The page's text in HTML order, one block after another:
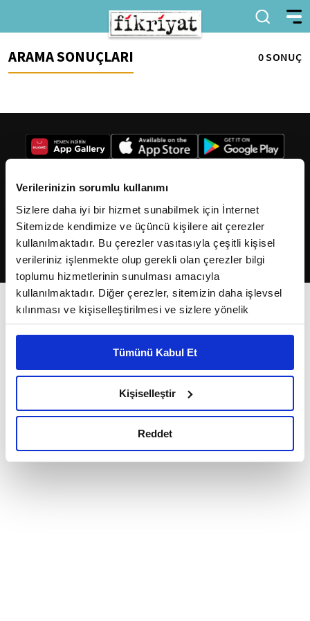
Verilerinizin sorumlu kullanımı
Sizlere daha iyi bir hizmet sunabilmek için İnternet
Sitemizde kendimize ve üçüncü kişilere ait çerezler
kullanılmaktadır. Bu çerezler vasıtasıyla çeşitli kişisel
verileriniz işlenmekte olup gerekli olan çerezler bilgi
toplumu hizmetlerinin sunulması amacıyla
kullanılmaktadır. Diğer çerezler, sitemizin daha işlevsel
kılınması ve kişiselleştirilmesi ve sizlere yönelik
reklam/pazarlama faaliyetlerinin yapılması, amaçlarıyla
Çerezlere ilişkin tercihlerinizi çerez paneli vasıtasıyla
belirleyebilirsiniz. Çerezlere ilişkin detaylı bilgi için
Ayarlar butonuna tıklayabilir,Çerez Bilgilendirme
Metnimizi ziyaret edebilirsiniz.
okumak ve sitemizi ziyaretiniz kapsamında
Tümünü Kabul Et
Kişiselleştir
Reddet
ARAMA SONUÇLARI 0 SONUÇ
2026Fikriyat. Tüm hakları saklıdır.